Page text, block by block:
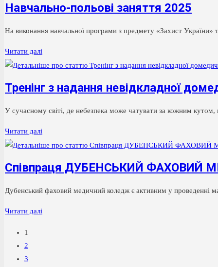
при
життю
Навчально-польові заняття 2025
На виконання навчальної програми з предмету «Захист України»
Читати далі
польові
2025
Тренінг з надання невідкладної
У сучасному світі, де небезпека може чатувати за кожним
Читати далі
з
невідкладної
допомоги
Співпраця ДУБЕНСЬКИЙ
Дубенський фаховий медичний коледж є активним у проведенні
Читати далі
1
2
3